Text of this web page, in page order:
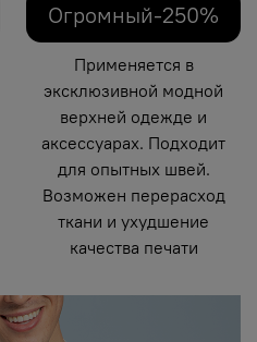
Огромный-250%
Применяется в
эксклюзивной модной
верхней одежде и
аксессуарах. Подходит
для опытных швей.
Возможен перерасход
ткани и ухудшение
качества печати